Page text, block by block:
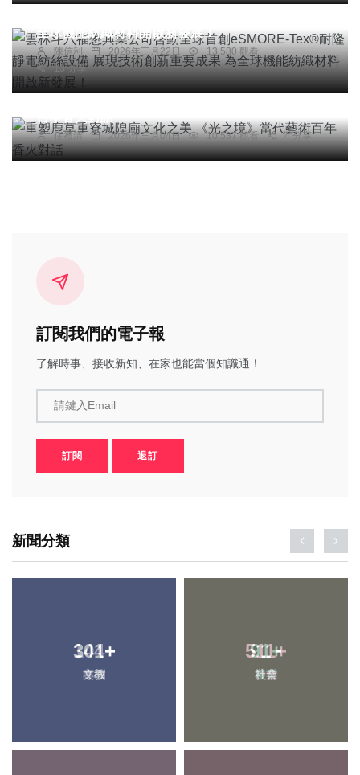
全球機能紡織材料開啟新發展！
陳信利 2026年三月22日
13,580 觀看
13 分享
社會 綜合新聞 文教
重塑鹿草重寮城隍廟文化之美 《光之境》當代藝術
任禮清 2026年三月04日 10,537 觀看 4 分享
訂閱我們的電子報
了解時事、接收新知、在家也能當個知識通！
請鍵入Email
訂閱 退訂
新聞分類
301+
文教
511+
社會
144+
專欄
91+
農業